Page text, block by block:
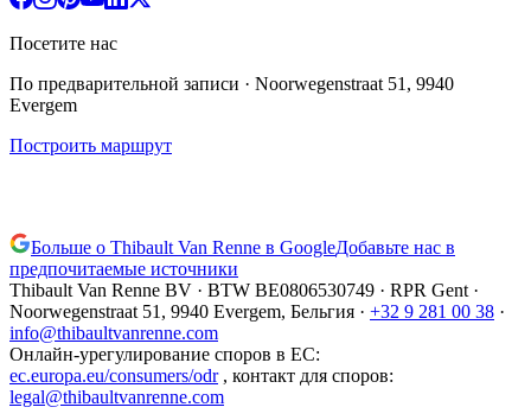
Посетите нас
По предварительной записи · Noorwegenstraat 51, 9940
Evergem
Построить маршрут
Больше о Thibault Van Renne в GoogleДобавьте нас в
предпочитаемые источники
Thibault Van Renne BV · BTW BE0806530749 · RPR Gent ·
Noorwegenstraat 51, 9940 Evergem, Бельгия · +32 9 281 00 38 ·
info@thibaultvanrenne.com
Онлайн-урегулирование споров в ЕС:
ec.europa.eu/consumers/odr , контакт для споров:
legal@thibaultvanrenne.com